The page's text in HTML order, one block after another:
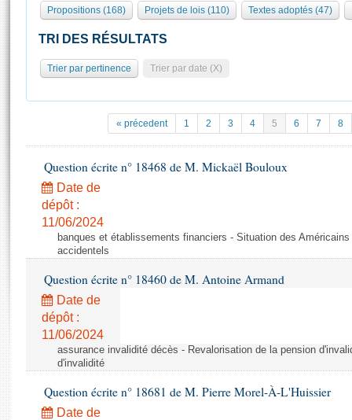
Pétitions
Projets de loi
Propositions de loi
Amendements
Textes adoptés
Rapports législatifs
Rapports sur l'application des lois
Baromètre de l’application des lois
Dossiers législatifs
Budget et sécurité sociale
Présidence Conférence des Présidents Bureau Collège des
Statistiques et chiffres clés
Documents de référence
( Constitution | Règlement de l'Assemblée ... )
Histoire
Juniors
Anciennes législatures
La Bibliothèque
Contacts et plan d'accès
Photos libres de droit
Propositions (168) Projets de lois (110) Textes adoptés (47)
TRI DES RÉSULTATS
Trier par pertinence Trier par date (X)
« précedent 1 2 3 4 5 6 7 8
Question écrite n° 18468 de M. Mickaël Bouloux
Date de
dépôt :
11/06/2024
banques et établissements financiers - Situation des
accidentels
Question écrite n° 18460 de M. Antoine Armand
Date de
dépôt :
11/06/2024
assurance invalidité décès - Revalorisation de la pension
d'invalidité
Question écrite n° 18681 de M. Pierre Morel-À-L'Huissier
Date de